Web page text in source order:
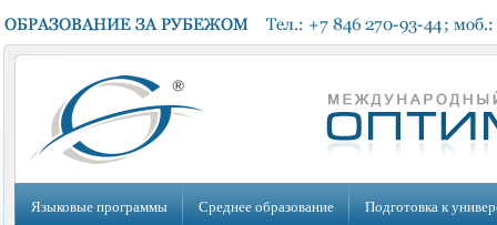
Языковые программы Среднее образование Подготовка к